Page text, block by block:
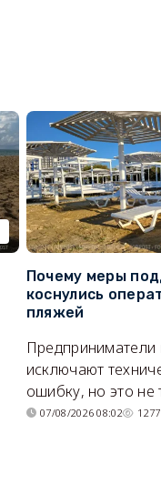
Почему меры
коснулись
пляжей
Предприниматели
исключают
ошибку, но это не
07/08/2026 08:02 1277